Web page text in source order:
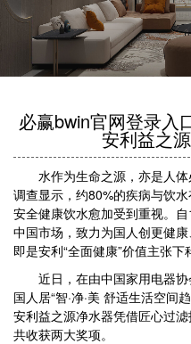
必赢bwin官网登录入
安利益之
水作为生命之源，亦是人体
调查显示，约80%的疾病与饮
安全健康饮水愈加受到重视。
中国市场，致力为国人创更健
即是安利“全面健康”价值主张下
近日，在由中国家用电器协
国人居“智·净·美 舒适生活空间
安利益之源净水器凭借匠心过
共收获两大奖项。